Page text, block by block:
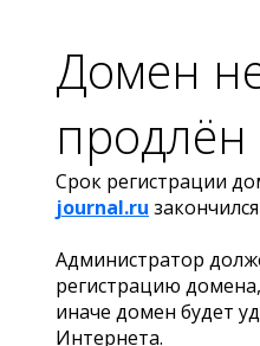
Домен
продлён
Срок регистрации
journal.ru закончился
Администратор
регистрацию домена,
иначе домен будет
Интернета.